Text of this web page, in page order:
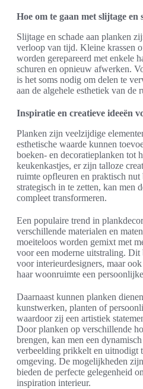
Hoe om te gaan met slijtage en
Slijtage en schade aan planken
verloop van tijd. Kleine krassen
worden gerepareerd met enkele
schuren en opnieuw afwerken.
is het soms nodig om delen te
aan de algehele esthetiek van de
Inspiratie en creatieve ideeën
Planken zijn veelzijdige
esthetische waarde kunnen
boeken- en decoratieplanken tot
keukenkastjes, er zijn talloze
ruimte opfleuren en praktisch
strategisch in te zetten, kan men
compleet transformeren.
Een populaire trend in
verschillende materialen en
moeiteloos worden gemixt met
voor een moderne uitstraling.
voor interieurdesigners, maar
haar woonruimte een
Daarnaast kunnen planken
kunstwerken, planten of
waardoor zij een artistiek
Door planken op verschillende
brengen, kan men een
verbeelding prikkelt en uitnodigt
omgeving. De mogelijkheden
bieden de perfecte gelegenheid
inspiration interieur.